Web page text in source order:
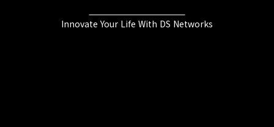
Innovate Your Life With DS Networks